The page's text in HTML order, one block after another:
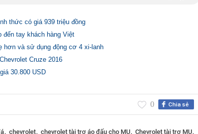
thức có giá 939 triệu đồng
đến tay khách hàng Việt
hơn và sử dụng động cơ 4 xi-lanh
Cruze 2016
30.800 USD
Chia sẻ
0
chevrolet chevrolet tài trợ áo đấu cho MU Chevrolet tài trợ MU